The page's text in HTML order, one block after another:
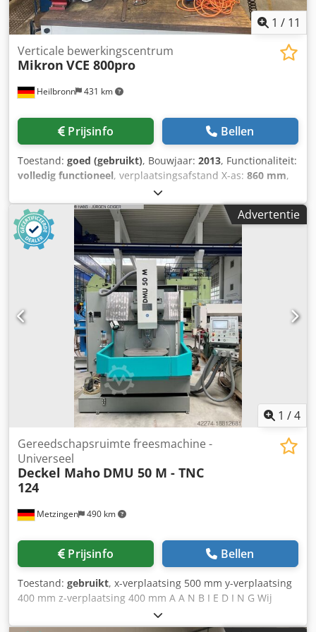
1 / 11
Heilbronn 431 km
Verticale bewerkingscentrum
Mikron VCE 800pro
Prijsinfo Bellen
Toestand: goed (gebruikt), Bouwjaar: 2013, Functionaliteit:
volledig functioneel, verplaatsingsafstand X-as: 860 mm,
, verplaatsingsafstand Z-as:
mm, CNC-besturing Heidenhain iTNC530 24-voudige
gereedschapwisselaar Elektronisch handwiel Spaanafvoer
IKZ (interne koeling) Afzuiging Technische gegevens: X-as
verplaatsing: 860 mm Y-as verplaatsing: 560 mm Z-as
verplaatsing: 600 mm Spindelopname: SK 40
Toerentalbereik spindel: 0-10000 omw/min
Snelverplaatsing X,Y,Z: 24, 24, 20 m/min Tafelopspanvlak:
1000x560 mm Aantal gereedschapsplaatsen
gereedschapsmagazijn: 24 Spindelaandrijfvermogen
40%ED: 18,5 kW Gewicht ca.: 6.500 kg Technische
gegevens, toebehoren en omschrijving van de machine
zijn niet bindend. Csdey Hqmhopfx Ammeha
Advertentie
1 /4
Metzingen 490 km
Gereedschapsruimte freesmachine -
Universeel
Deckel Maho DMU 50 M - TNC
124
Prijsinfo Bellen
Toestand: gebruikt, x-verplaatsing 500 mm y-verplaatsing
400 mm z-verplaatsing 400 mm A A N B I E D I N G Wij
kunnen u vanuit voorraad, onder voorbehoud van fouten
en tussentijdse verkoop, vrijblijvend het volgende